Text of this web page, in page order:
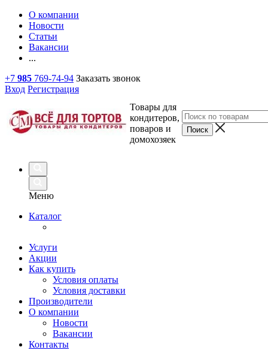
О компании
Новости
Статьи
Вакансии
...
+7 985 769-74-94 Заказать звонок
Вход Регистрация
Товары для
кондитеров,
поваров и
домохозяек
Меню
Каталог
Услуги
Акции
Как купить
Условия оплаты
Условия доставки
Производители
О компании
Новости
Вакансии
Контакты